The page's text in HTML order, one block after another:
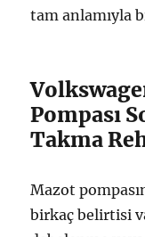
tam anlamıyla
Pompası
Takma
Mazot
birkaç belirtisi